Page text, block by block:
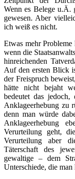
Wenn es Belege u.Ä.
gewesen. Aber
ich weiß es nicht.
Etwas mehr
wenn die
hinreichenden
Auf den ersten Blick
der Freispruch
hätte nicht bejaht
bedeutet das
Anklageerhebung zu
denn man würde
Anklageerhebung
Verurteilung geht,
Verurteilung aber
Täterschaft des
gewaltige – dem
Unterschiede, die man